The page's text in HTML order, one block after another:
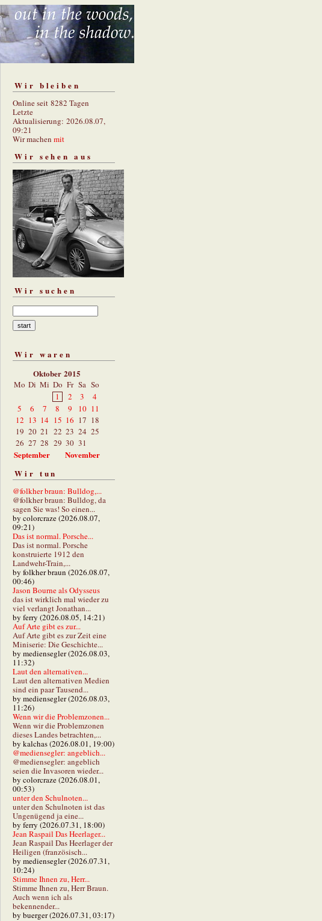
Wir bleiben
Online seit 8282 Tagen
Letzte
Aktualisierung: 2026.08.07,
09:21
Wir machen mit
Wir sehen aus
Wir suchen
Wir waren
Oktober 2015
Mo Di Mi Do Fr Sa So
1
2 3
4
5
6 7 8 9 10 11
12 13 14 15 16 17 18
19 20 21 22 23 24 25
26 27 28 29 30 31
September
November
Wir tun
@folkher braun: Bulldog,...
@folkher braun: Bulldog, da
sagen Sie was! So einen...
by colorcraze (2026.08.07,
09:21)
Das ist normal. Porsche...
Das ist normal. Porsche
konstruierte 1912 den
Landwehr-Train,...
by folkher braun (2026.08.07,
00:46)
Jason Bourne als Odysseus
das ist wirklich mal wieder zu
viel verlangt Jonathan...
by ferry (2026.08.05, 14:21)
Auf Arte gibt es zur...
Auf Arte gibt es zur Zeit eine
Miniserie: Die Geschichte...
by mediensegler (2026.08.03,
11:32)
Laut den alternativen...
Laut den alternativen Medien
sind ein paar Tausend...
by mediensegler (2026.08.03,
11:26)
Wenn wir die Problemzonen...
Wenn wir die Problemzonen
dieses Landes betrachten,...
by kalchas (2026.08.01, 19:00)
@mediensegler: angeblich...
@mediensegler: angeblich
seien die Invasoren wieder...
by colorcraze (2026.08.01,
00:53)
unter den Schulnoten...
unter den Schulnoten ist das
Ungenügend ja eine...
by ferry (2026.07.31, 18:00)
Jean Raspail Das Heerlager...
Jean Raspail Das Heerlager der
Heiligen (französisch...
by mediensegler (2026.07.31,
10:24)
Stimme Ihnen zu, Herr...
Stimme Ihnen zu, Herr Braun.
Auch wenn ich als
bekennender...
by buerger (2026.07.31, 03:17)